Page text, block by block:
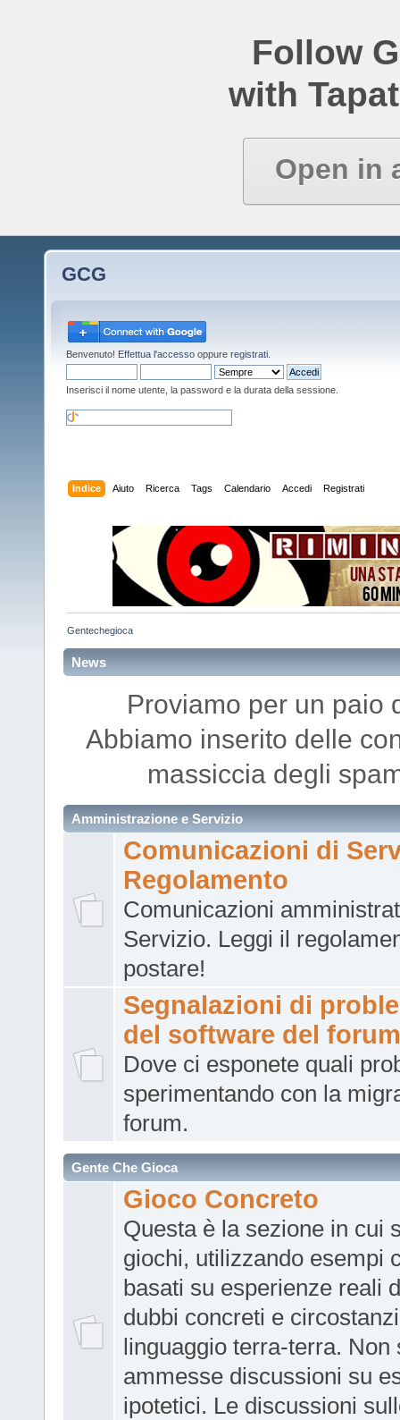
Follow
with
Open in
GCG
Benvenuto! Effettua l'accesso oppure registrati
Inserisci il nome utente, la password e la durata della sessione.
Indice Aiuto Ricerca Tags Calendario Accedi Registrati
Gentechegioca
News
Proviamo per un paio
Abbiamo inserito delle
massiccia degli
Amministrazione e Servizio
Comunicazioni di
Regolamento
Comunicazioni
Servizio. Leggi il
postare!
Segnalazioni di
del software del forum
Dove ci esponete quali
sperimentando con la
forum.
Gente Che Gioca
Gioco Concreto
Questa è la sezione in cui
giochi, utilizzando esempi
basati su esperienze reali
dubbi concreti e
linguaggio terra-terra. Non
ammesse discussioni su
ipotetici. Le discussioni